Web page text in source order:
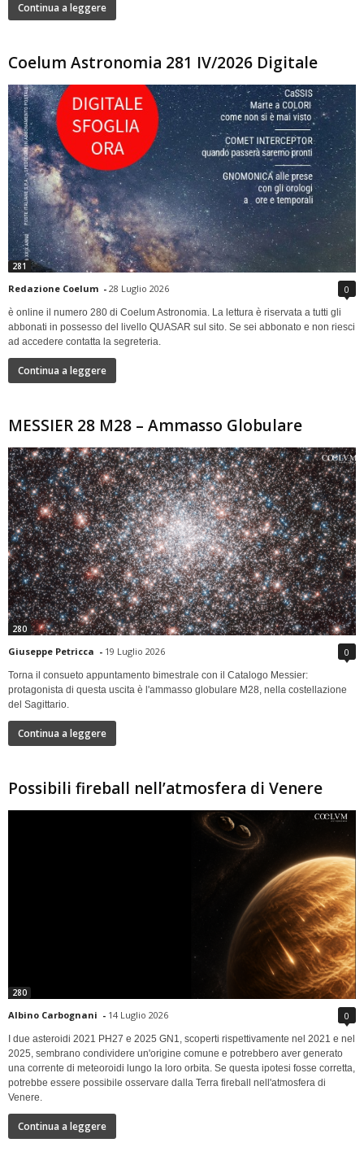
Continua a leggere
Coelum Astronomia 281 IV/2026 Digitale
281
Redazione Coelum - 28 Luglio 2026 0
è online il numero 280 di Coelum Astronomia. La lettura è riservata a tutti gli
abbonati in possesso del livello QUASAR sul sito. Se sei abbonato e non riesci
ad accedere contatta la segreteria.
Continua a leggere
MESSIER 28 M28 – Ammasso Globulare
280
Giuseppe Petricca - 19 Luglio 2026 0
Torna il consueto appuntamento bimestrale con il Catalogo Messier:
protagonista di questa uscita è l'ammasso globulare M28, nella costellazione
del Sagittario.
Continua a leggere
Possibili fireball nell’atmosfera di Venere
280
Albino Carbognani - 14 Luglio 2026 0
I due asteroidi 2021 PH27 e 2025 GN1, scoperti rispettivamente nel 2021 e nel
2025, sembrano condividere un'origine comune e potrebbero aver generato
una corrente di meteoroidi lungo la loro orbita. Se questa ipotesi fosse corretta,
potrebbe essere possibile osservare dalla Terra fireball nell'atmosfera di
Venere.
Continua a leggere